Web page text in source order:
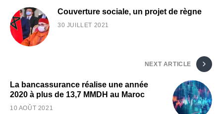
Couverture sociale, un projet de règne
30 JUILLET 2021
NEXT ARTICLE
La bancassurance réalise une année
2020 à plus de 13,7 MMDH au Maroc
10 AOÛT 2021